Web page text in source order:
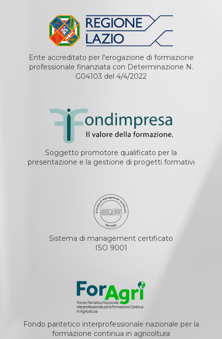
Ente accreditato per l'erogazione di formazione
professionale finanziata con Determinazione N.
G04103 del 4/4/2022
Soggetto promotore qualificato per la
presentazione e la gestione di progetti formativi
Sistema di management certificato
ISO 9001
Fondo paritetico interprofessionale nazionale per la
formazione continua in agricoltura